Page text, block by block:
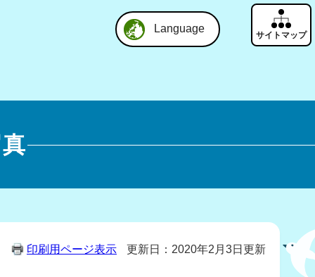
Language
印刷用ページ表示 更新日：2020年2月3日更新